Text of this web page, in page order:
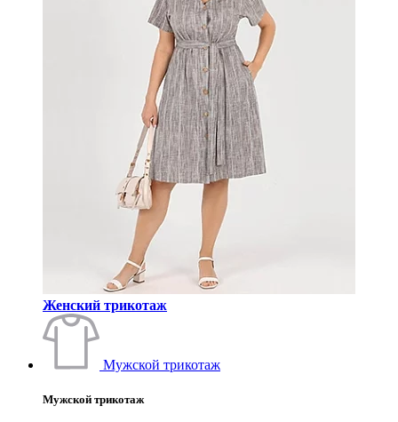
Женский трикотаж
Мужской трикотаж
Мужской трикотаж